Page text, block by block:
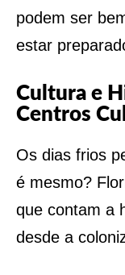
podem ser
estar
Cultura e
Centros
Os dias frios
é mesmo?
que contam a
desde a